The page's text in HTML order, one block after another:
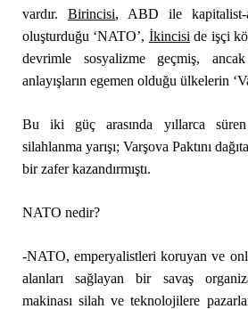
vardır. Birincisi, ABD ile kapitalist-
oluşturduğu ‘NATO’, İkincisi de işçi
devrimle sosyalizme geçmiş,
anlayışların egemen olduğu ülkelerin
Bu iki güç arasında yıllarca
silahlanma yarışı; Varşova Paktını
bir zafer kazandırmıştı.
NATO nedir?
-NATO, emperyalistleri koruyan ve
alanları sağlayan bir savaş
makinası silah ve teknolojilere